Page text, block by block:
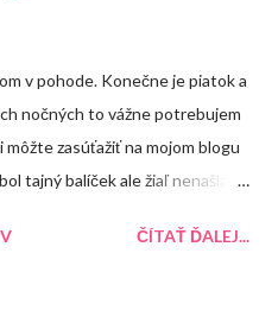
v pohode. Konečne je piatok a
nočných to vážne potrebujem
môžte zasúťažiť na mojom blogu
tajný balíček ale žiaľ nenašla
na FB alebo instagrame
ČÍTAŤ ĎALEJ...